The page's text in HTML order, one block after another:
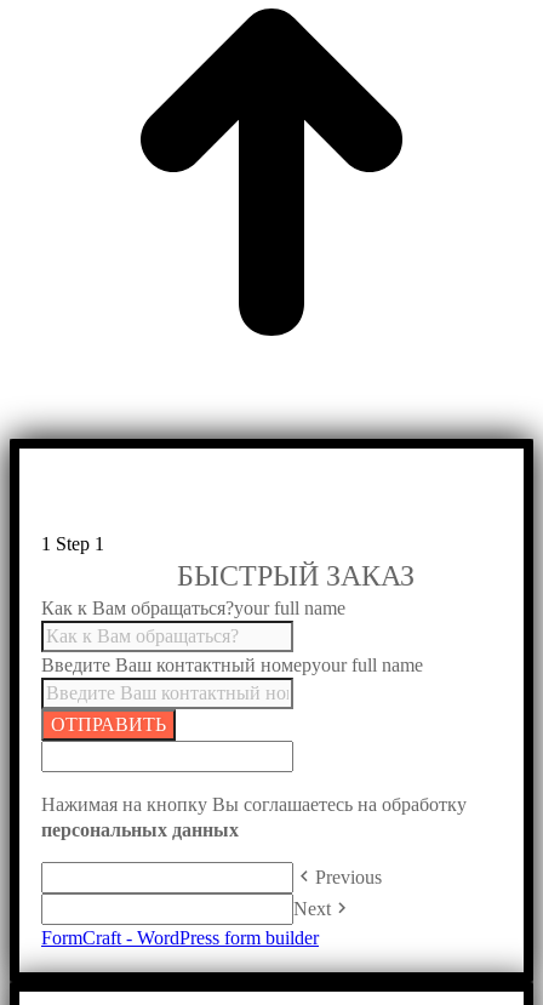
1 Step 1
БЫСТРЫЙ ЗАКАЗ
Как к Вам обращаться?your full name
Введите Ваш контактный номерyour full name
ОТПРАВИТЬ
Нажимая на кнопку Вы соглашаетесь на обработку
персональных данных
keyboard_arrow_left Previous
Next keyboard_arrow_right
FormCraft - WordPress form builder